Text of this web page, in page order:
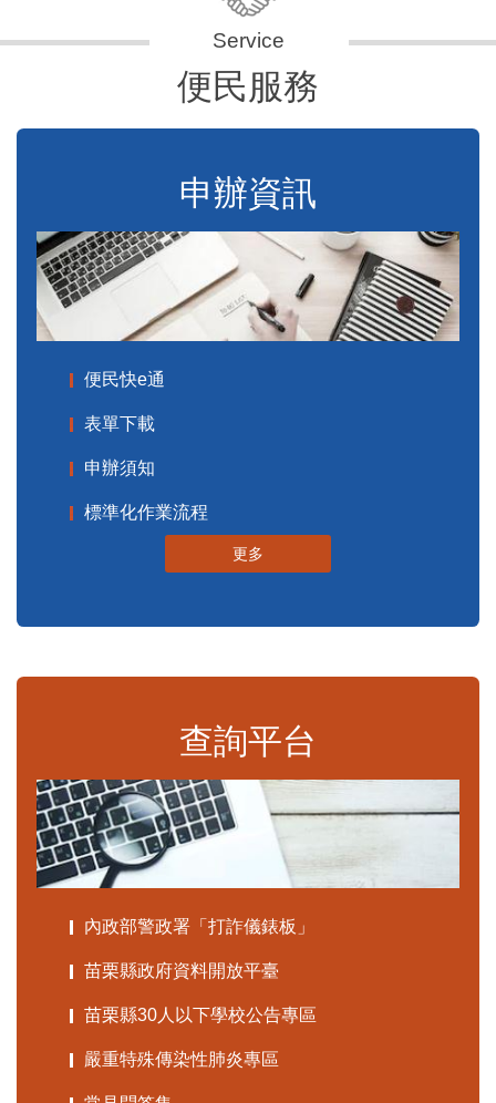
便民服務
申辦資訊
便民快e通
表單下載
申辦須知
標準化作業流程
更多
查詢平台
內政部警政署「打詐儀錶板」
苗栗縣政府資料開放平臺
苗栗縣30人以下學校公告專區
嚴重特殊傳染性肺炎專區